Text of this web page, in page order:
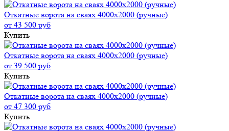
Откатные ворота на сваях 4000x2000 (ручные)
от 43 500 руб
Купить
Откатные ворота на сваях 4000x2000 (ручные)
от 39 500 руб
Купить
Откатные ворота на сваях 4000x2000 (ручные)
от 47 300 руб
Купить